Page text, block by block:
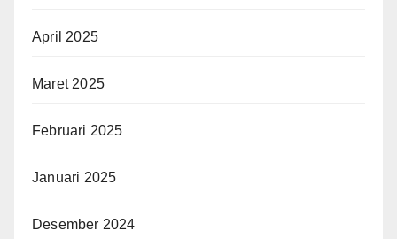
April 2025
Maret 2025
Februari 2025
Januari 2025
Desember 2024